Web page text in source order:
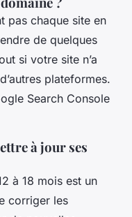
pas chaque site en
de quelques
si votre site n’a
plateformes.
Search Console
à jour ses
à 18 mois est un
corriger les